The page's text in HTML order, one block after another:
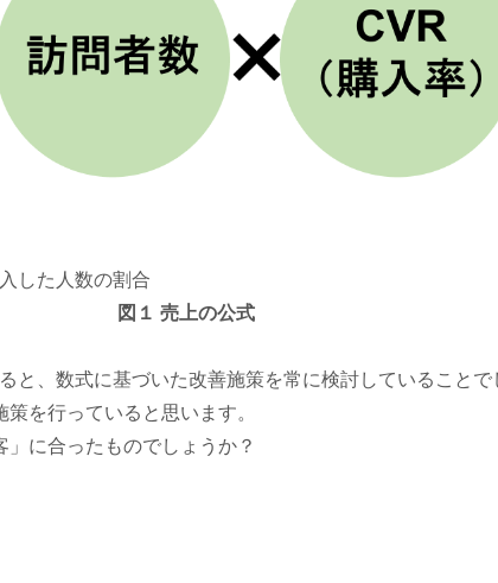
した人数の割合
図１ 売上の公式
と、数式に基づいた改善施策を常に検討していること
を行っていると思います。
に合ったものでしょうか？